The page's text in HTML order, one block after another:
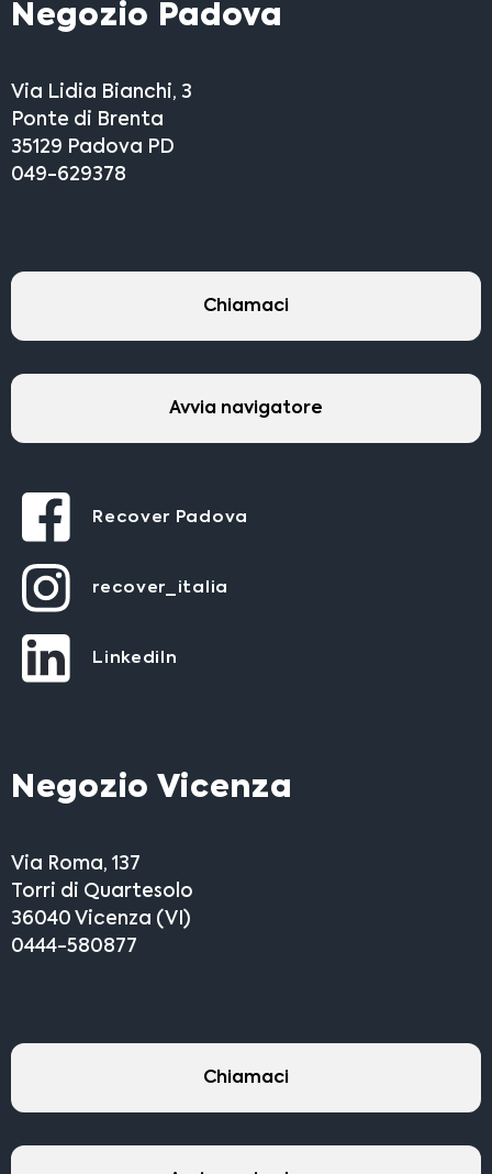
Negozio Padova
Via Lidia Bianchi, 3
Ponte di Brenta
35129 Padova PD
049-629378
Chiamaci
Avvia navigatore
Recover Padova
recover_italia
LinkediIn
Negozio Vicenza
Via Roma, 137
Torri di Quartesolo
36040 Vicenza (VI)
0444-580877
Chiamaci